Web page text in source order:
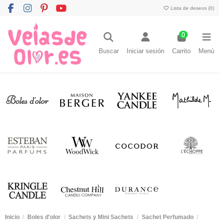
Lista de deseos (0)
Buscar Iniciar sesión
0
Carrito Menú
Inicio Boles d'olor Sachets y Mini Sachets
Sachet Perfumado